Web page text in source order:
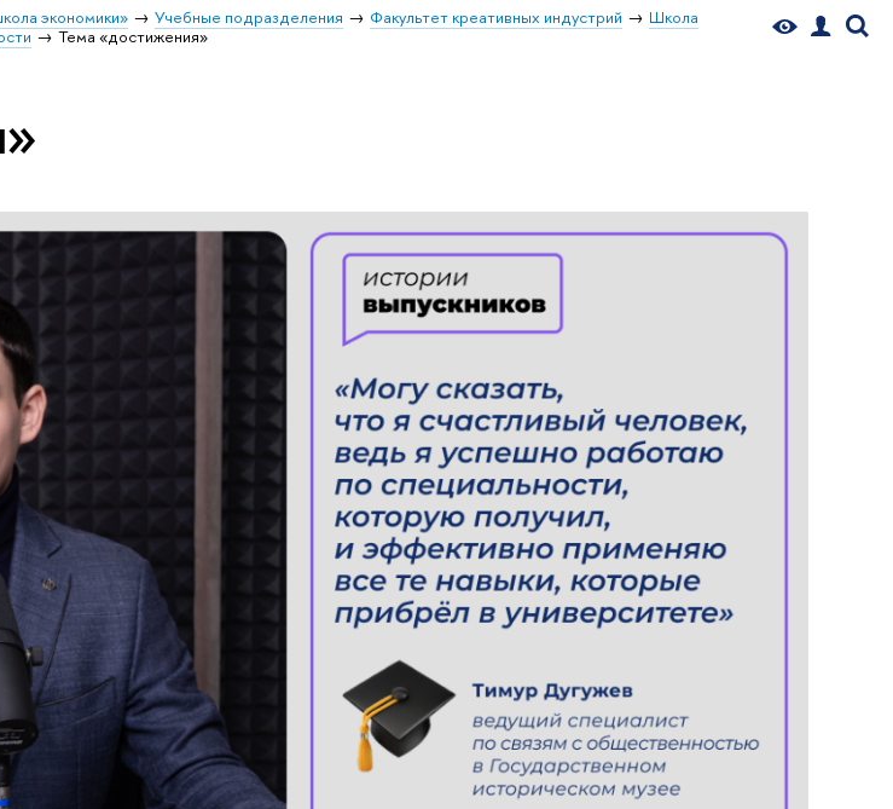
экономики» Учебные подразделения Факультет креативных индустрий
Школа
Тема «достижения»